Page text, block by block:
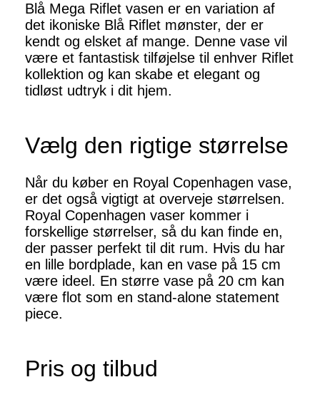
Blå Mega Riflet vasen er en variation af
det ikoniske Blå Riflet mønster, der er
kendt og elsket af mange. Denne vase vil
være et fantastisk tilføjelse til enhver Riflet
kollektion og kan skabe et elegant og
tidløst udtryk i dit hjem.
Vælg den rigtige størrelse
Når du køber en Royal Copenhagen vase,
er det også vigtigt at overveje størrelsen.
Royal Copenhagen vaser kommer i
forskellige størrelser, så du kan finde en,
der passer perfekt til dit rum. Hvis du har
en lille bordplade, kan en vase på 15 cm
være ideel. En større vase på 20 cm kan
være flot som en stand-alone statement
piece.
Pris og tilbud